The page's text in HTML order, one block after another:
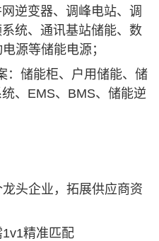
逆变器、调峰电站、调
统、通讯基站储能、数
源等储能电源；
：储能柜、户用储能、储
、EMS、BMS、储能逆
头企业，拓展供应商资
精准匹配